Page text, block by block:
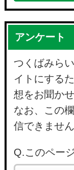
アンケート
つくばみら
イトにする
想をお聞か
なお、この
信できませ
Q.このペー